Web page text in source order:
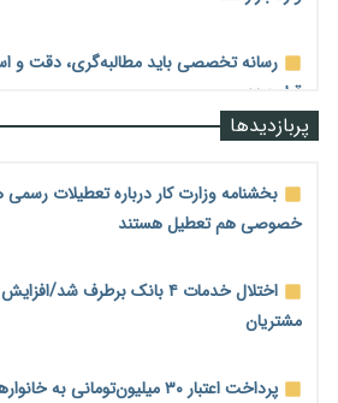
رسانه تخصصی باید مطالبه‌گری، دقت و
قرار دهد
شایسته‌سالاری زیر فشار؟
صادرات محصولات آب‌بر در اوج
قیمتی؟
همچنان متوقف است
پربازدیدها
بخشنامه وزارت کار درباره تعطیلات
خصوصی هم تعطیل هستند
اختلال خدمات ۴ بانک برطرف
مشتریان
پرداخت اعتبار ۳۰